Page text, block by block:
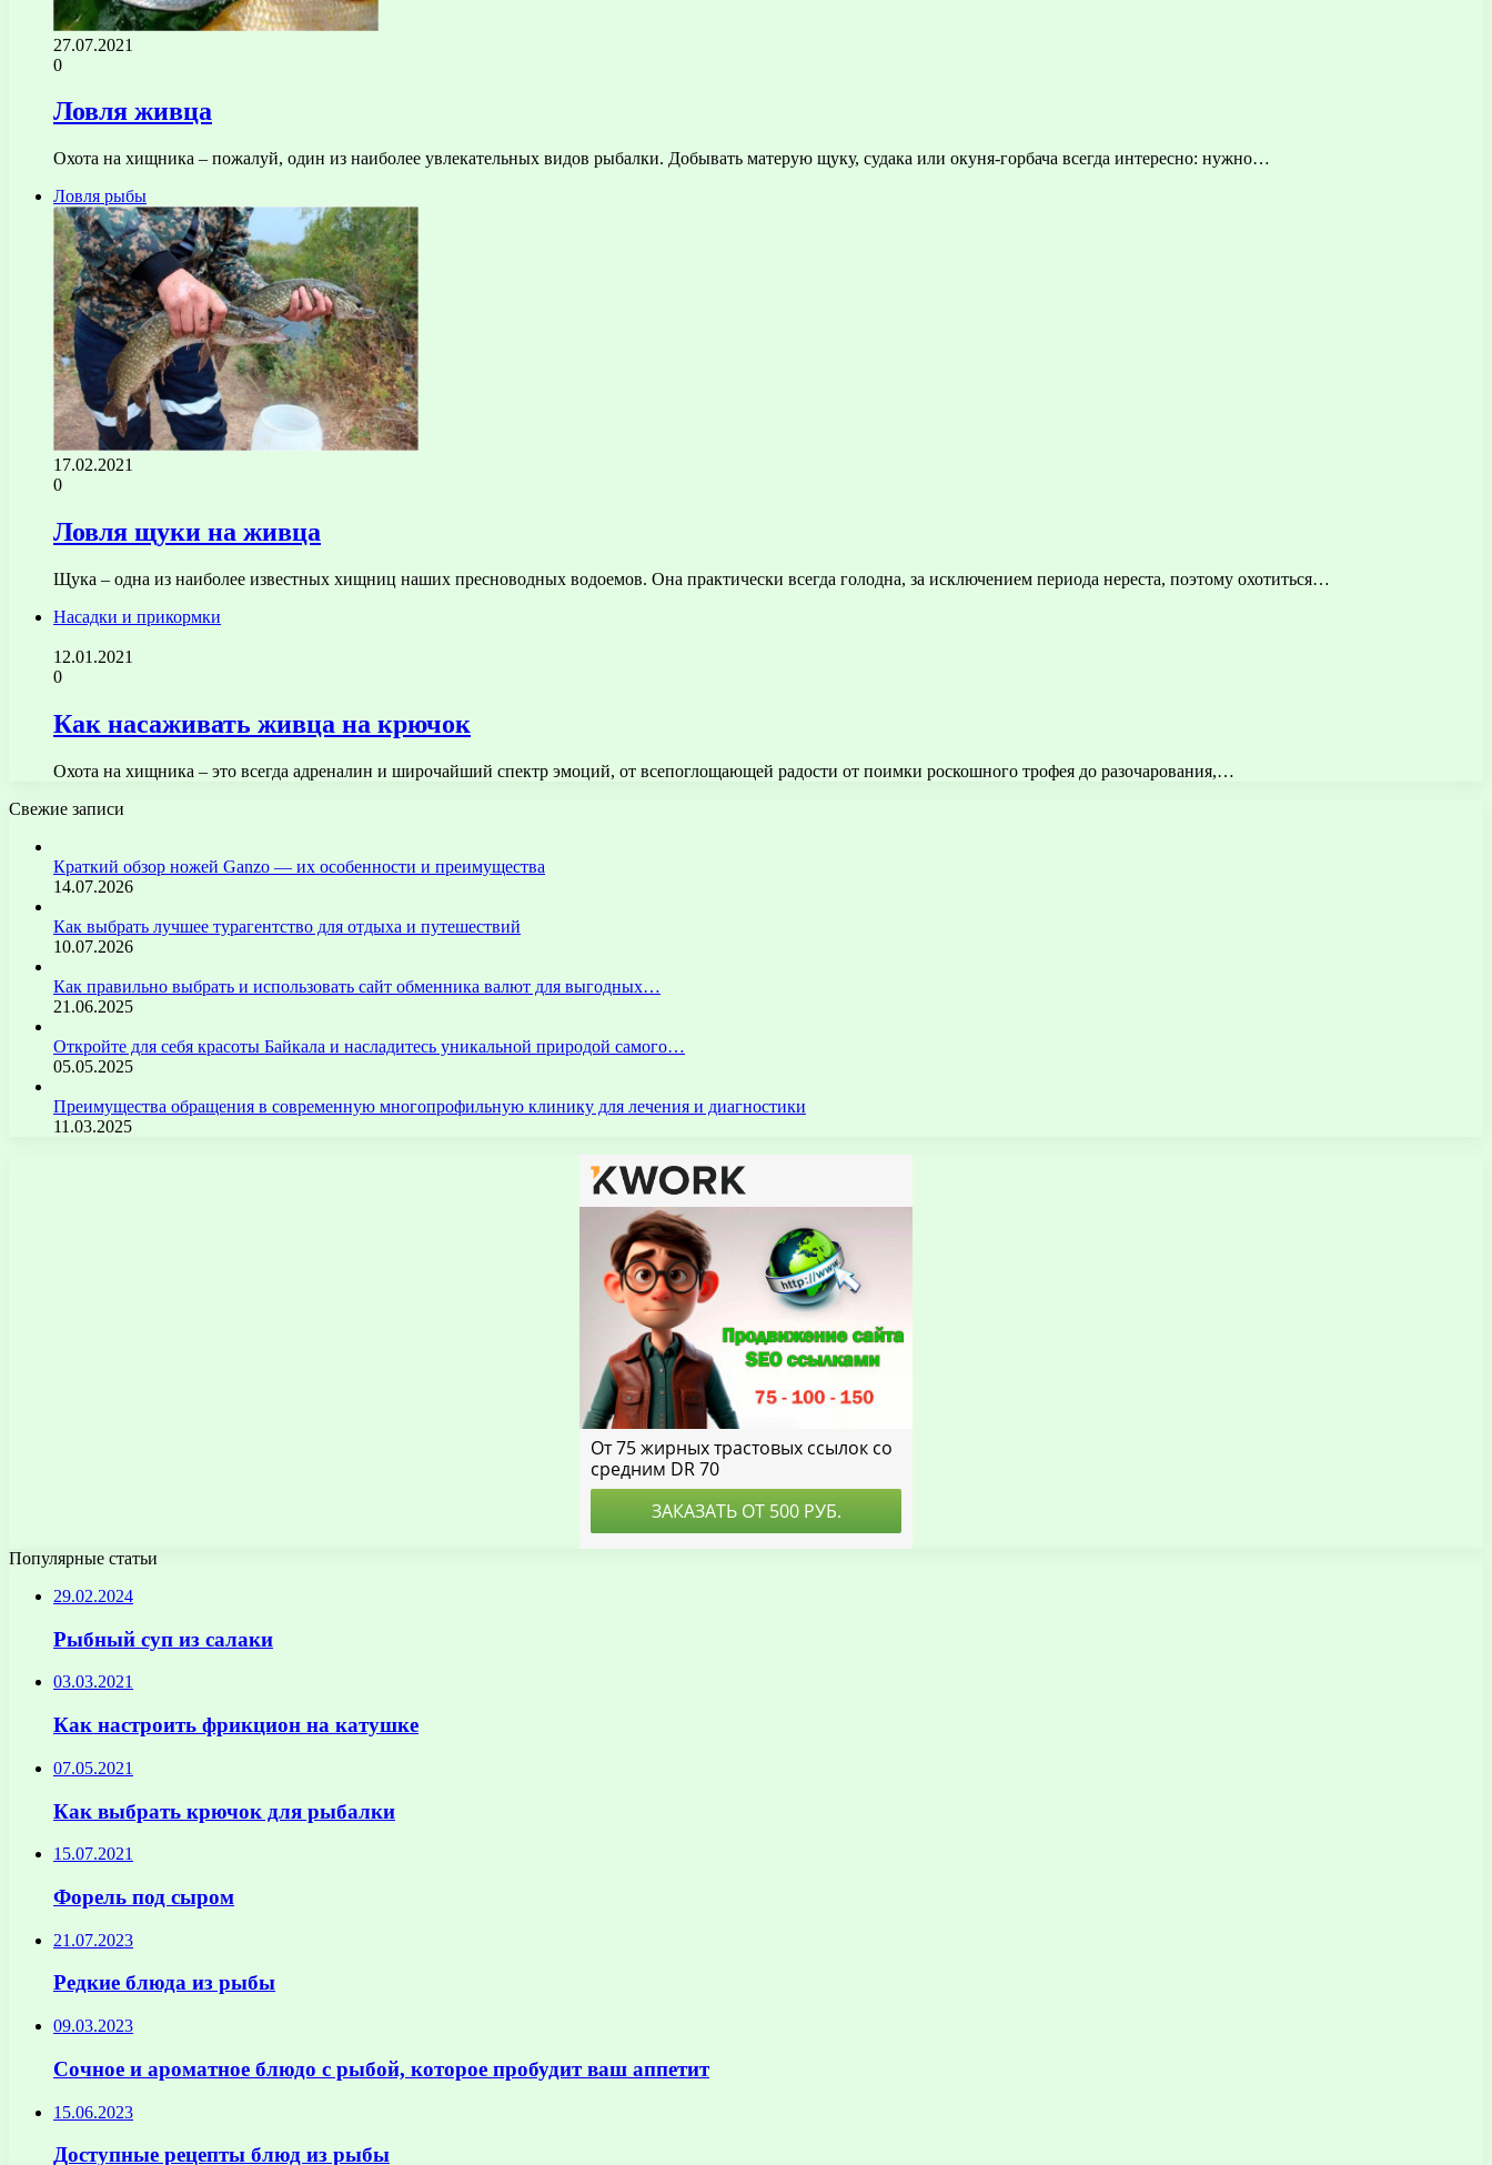
27.07.2021
0
Ловля живца
Охота на хищника – пожалуй, один из наиболее увлекательных видов рыбалки. Добывать матерую щуку, судака или окуня-горбача всегда интересно: нужно…
Ловля рыбы
17.02.2021
0
Ловля щуки на живца
Щука – одна из наиболее известных хищниц наших пресноводных водоемов. Она практически всегда голодна, за исключением периода нереста, поэтому охотиться…
Насадки и прикормки
12.01.2021
0
Как насаживать живца на крючок
Охота на хищника – это всегда адреналин и широчайший спектр эмоций, от всепоглощающей радости от поимки роскошного трофея до разочарования,…
Свежие записи
Краткий обзор ножей Ganzo — их особенности и преимущества
14.07.2026
Как выбрать лучшее турагентство для отдыха и путешествий
10.07.2026
Как правильно выбрать и использовать сайт обменника валют для выгодных…
21.06.2025
Откройте для себя красоты Байкала и насладитесь уникальной природой самого…
05.05.2025
Преимущества обращения в современную многопрофильную клинику для лечения и диагностики
11.03.2025
Популярные статьи
29.02.2024
Рыбный суп из салаки
03.03.2021
Как настроить фрикцион на катушке
07.05.2021
Как выбрать крючок для рыбалки
15.07.2021
Форель под сыром
21.07.2023
Редкие блюда из рыбы
09.03.2023
Сочное и ароматное блюдо с рыбой, которое пробудит ваш аппетит
15.06.2023
Доступные рецепты блюд из рыбы